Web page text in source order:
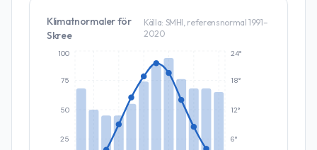
Klimatnormaler för
Skree
Källa: SMHI, referensnormal 1991–
2020
25
50
75
100
6°
12°
18°
24°